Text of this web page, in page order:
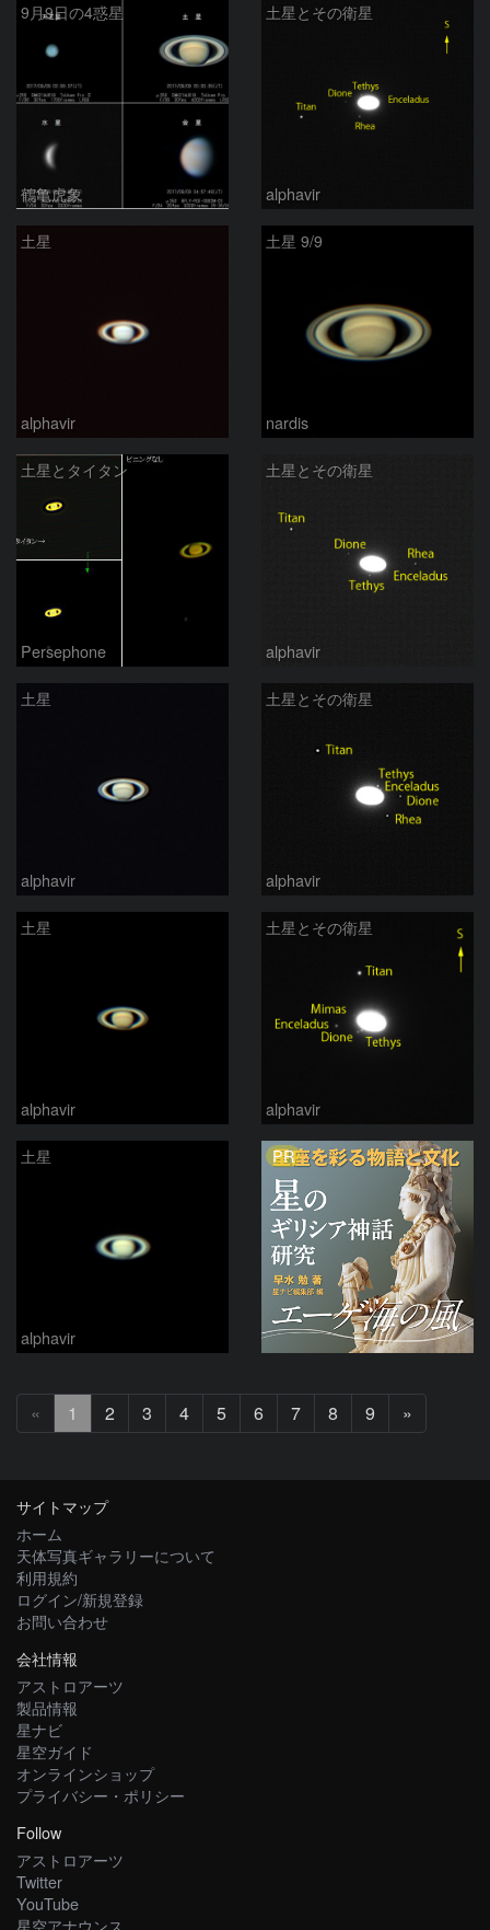
9月9日の4惑星
鶴亀虎象
土星とその衛星
alphavir
土星
alphavir
土星 9/9
nardis
土星とタイタン
Persephone
土星とその衛星
alphavir
土星
alphavir
土星とその衛星
alphavir
土星
alphavir
土星とその衛星
alphavir
土星
alphavir
PR
« 1 2 3 4 5 6 7 8 9 »
へ
サイトマップ
ホーム
天体写真ギャラリーについて
利用規約
ログイン/新規登録
お問い合わせ
会社情報
アストロアーツ
製品情報
星ナビ
星空ガイド
オンラインショップ
プライバシー・ポリシー
Follow
アストロアーツ
Twitter
YouTube
星空アナウンス